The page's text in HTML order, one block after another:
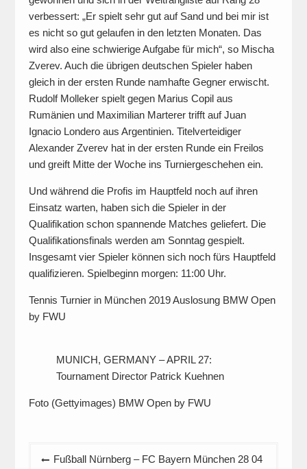
verbessert: „Er spielt sehr gut auf Sand und bei mir ist
es nicht so gut gelaufen in den letzten Monaten. Das
wird also eine schwierige Aufgabe für mich“, so Mischa
Zverev. Auch die übrigen deutschen Spieler haben
gleich in der ersten Runde namhafte Gegner erwischt.
Rudolf Molleker spielt gegen Marius Copil aus
Rumänien und Maximilian Marterer trifft auf Juan
Ignacio Londero aus Argentinien. Titelverteidiger
Alexander Zverev hat in der ersten Runde ein Freilos
und greift Mitte der Woche ins Turniergeschehen ein.
Und während die Profis im Hauptfeld noch auf ihren
Einsatz warten, haben sich die Spieler in der
Qualifikation schon spannende Matches geliefert. Die
Qualifikationsfinals werden am Sonntag gespielt.
Insgesamt vier Spieler können sich noch fürs Hauptfeld
qualifizieren. Spielbeginn morgen: 11:00 Uhr.
Tennis Turnier in München 2019 Auslosung BMW Open
by FWU
MUNICH, GERMANY – APRIL 27:
Tournament Director Patrick Kuehnen
Foto (Gettyimages) BMW Open by FWU
Beitragsnavigation
Fußball Nürnberg – FC Bayern München 28 04